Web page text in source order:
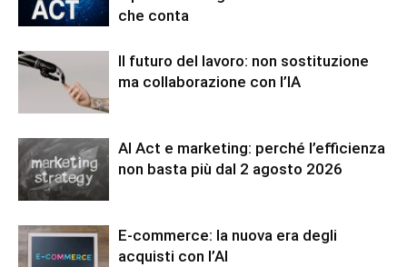
che conta
Il futuro del lavoro: non sostituzione
ma collaborazione con l’IA
AI Act e marketing: perché l’efficienza
non basta più dal 2 agosto 2026
E-commerce: la nuova era degli
acquisti con l’AI